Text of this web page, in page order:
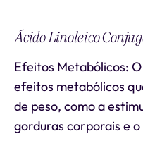
Ácido Linoleico
Efeitos Metabólicos:
efeitos metabólicos
de peso, como a
gorduras corporais e